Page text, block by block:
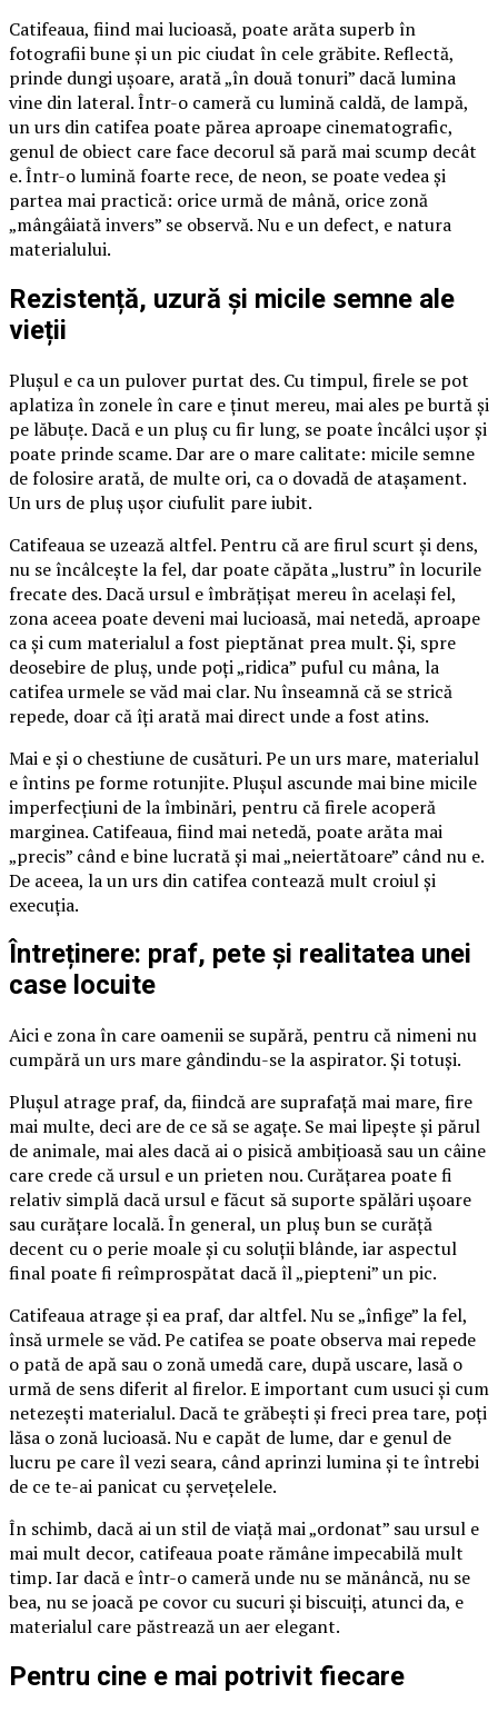
Catifeaua, fiind mai lucioasă, poate arăta superb în
fotografii bune și un pic ciudat în cele grăbite. Reflectă,
prinde dungi ușoare, arată „în două tonuri” dacă lumina
vine din lateral. Într-o cameră cu lumină caldă, de lampă,
un urs din catifea poate părea aproape cinematografic,
genul de obiect care face decorul să pară mai scump decât
e. Într-o lumină foarte rece, de neon, se poate vedea și
partea mai practică: orice urmă de mână, orice zonă
„mângâiată invers” se observă. Nu e un defect, e natura
materialului.
Rezistență, uzură și micile semne ale
vieții
Plușul e ca un pulover purtat des. Cu timpul, firele se pot
aplatiza în zonele în care e ținut mereu, mai ales pe burtă și
pe lăbuțe. Dacă e un pluș cu fir lung, se poate încâlci ușor și
poate prinde scame. Dar are o mare calitate: micile semne
de folosire arată, de multe ori, ca o dovadă de atașament.
Un urs de pluș ușor ciufulit pare iubit.
Catifeaua se uzează altfel. Pentru că are firul scurt și dens,
nu se încâlcește la fel, dar poate căpăta „lustru” în locurile
frecate des. Dacă ursul e îmbrățișat mereu în același fel,
zona aceea poate deveni mai lucioasă, mai netedă, aproape
ca și cum materialul a fost pieptănat prea mult. Și, spre
deosebire de pluș, unde poți „ridica” puful cu mâna, la
catifea urmele se văd mai clar. Nu înseamnă că se strică
repede, doar că îți arată mai direct unde a fost atins.
Mai e și o chestiune de cusături. Pe un urs mare, materialul
e întins pe forme rotunjite. Plușul ascunde mai bine micile
imperfecțiuni de la îmbinări, pentru că firele acoperă
marginea. Catifeaua, fiind mai netedă, poate arăta mai
„precis” când e bine lucrată și mai „neiertătoare” când nu e.
De aceea, la un urs din catifea contează mult croiul și
execuția.
Întreținere: praf, pete și realitatea unei
case locuite
Aici e zona în care oamenii se supără, pentru că nimeni nu
cumpără un urs mare gândindu-se la aspirator. Și totuși.
Plușul atrage praf, da, fiindcă are suprafață mai mare, fire
mai multe, deci are de ce să se agațe. Se mai lipește și părul
de animale, mai ales dacă ai o pisică ambițioasă sau un câine
care crede că ursul e un prieten nou. Curățarea poate fi
relativ simplă dacă ursul e făcut să suporte spălări ușoare
sau curățare locală. În general, un pluș bun se curăță
decent cu o perie moale și cu soluții blânde, iar aspectul
final poate fi reîmprospătat dacă îl „piepteni” un pic.
Catifeaua atrage și ea praf, dar altfel. Nu se „înfige” la fel,
însă urmele se văd. Pe catifea se poate observa mai repede
o pată de apă sau o zonă umedă care, după uscare, lasă o
urmă de sens diferit al firelor. E important cum usuci și cum
netezești materialul. Dacă te grăbești și freci prea tare, poți
lăsa o zonă lucioasă. Nu e capăt de lume, dar e genul de
lucru pe care îl vezi seara, când aprinzi lumina și te întrebi
de ce te-ai panicat cu șervețelele.
În schimb, dacă ai un stil de viață mai „ordonat” sau ursul e
mai mult decor, catifeaua poate rămâne impecabilă mult
timp. Iar dacă e într-o cameră unde nu se mănâncă, nu se
bea, nu se joacă pe covor cu sucuri și biscuiți, atunci da, e
materialul care păstrează un aer elegant.
Pentru cine e mai potrivit fiecare